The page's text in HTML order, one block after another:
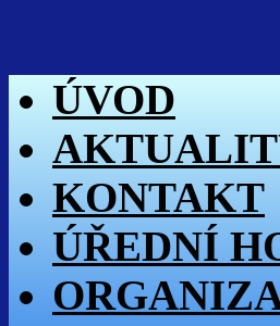
ÚVOD
KONTAKT
ÚŘEDNÍ